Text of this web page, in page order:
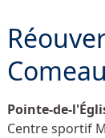
Comeau
Pointe-de-
Centre sportif